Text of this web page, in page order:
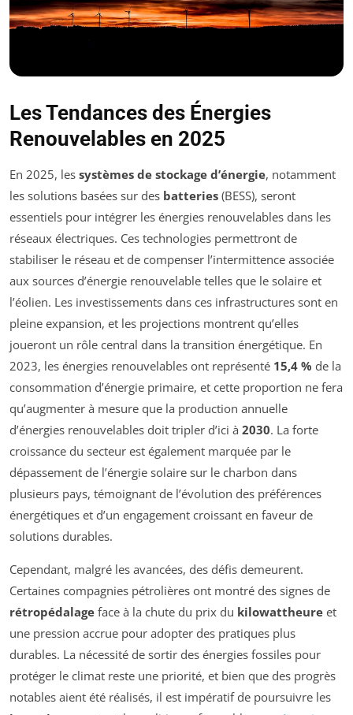
Les Tendances des Énergies
Renouvelables en 2025
En 2025, les systèmes de stockage d’énergie, notamment
les solutions basées sur des batteries (BESS), seront
essentiels pour intégrer les énergies renouvelables dans les
réseaux électriques. Ces technologies permettront de
stabiliser le réseau et de compenser l’intermittence associée
aux sources d’énergie renouvelable telles que le solaire et
l’éolien. Les investissements dans ces infrastructures sont en
pleine expansion, et les projections montrent qu’elles
joueront un rôle central dans la transition énergétique. En
2023, les énergies renouvelables ont représenté 15,4 % de la
consommation d’énergie primaire, et cette proportion ne fera
qu’augmenter à mesure que la production annuelle
d’énergies renouvelables doit tripler d’ici à 2030. La forte
croissance du secteur est également marquée par le
dépassement de l’énergie solaire sur le charbon dans
plusieurs pays, témoignant de l’évolution des préférences
énergétiques et d’un engagement croissant en faveur de
solutions durables.
Cependant, malgré les avancées, des défis demeurent.
Certaines compagnies pétrolières ont montré des signes de
rétropédalage face à la chute du prix du kilowattheure et
une pression accrue pour adopter des pratiques plus
durables. La nécessité de sortir des énergies fossiles pour
protéger le climat reste une priorité, et bien que des progrès
notables aient été réalisés, il est impératif de poursuivre les